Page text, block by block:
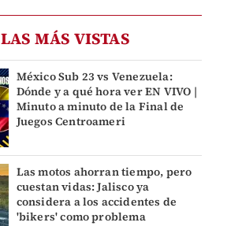
LAS MÁS VISTAS
México Sub 23 vs Venezuela:
Dónde y a qué hora ver EN VIVO |
Minuto a minuto de la Final de
Juegos Centroameri
Las motos ahorran tiempo, pero
cuestan vidas: Jalisco ya
considera a los accidentes de
'bikers' como problema